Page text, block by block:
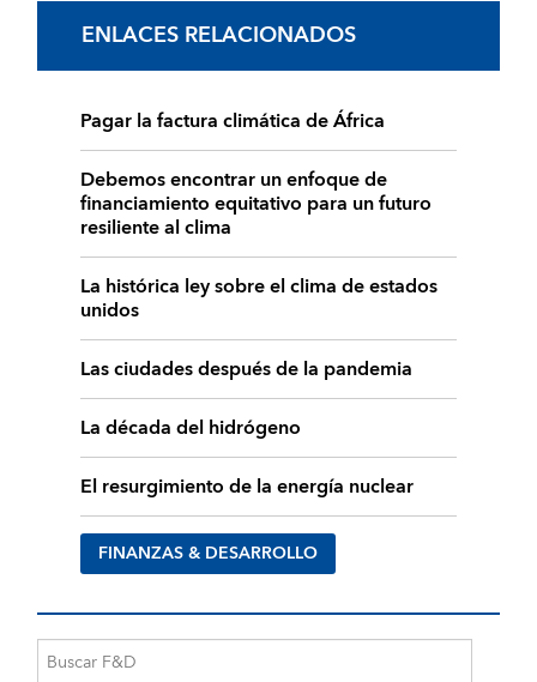
ENLACES RELACIONADOS
Pagar la factura climática de África
Debemos encontrar un enfoque de
financiamiento equitativo para un futuro
resiliente al clima
La histórica ley sobre el clima de estados
unidos
Las ciudades después de la pandemia
La década del hidrógeno
El resurgimiento de la energía nuclear
FINANZAS & DESARROLLO